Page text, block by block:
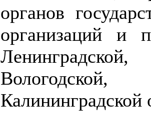
органов
организаций и
Вологодской,
Калининградской